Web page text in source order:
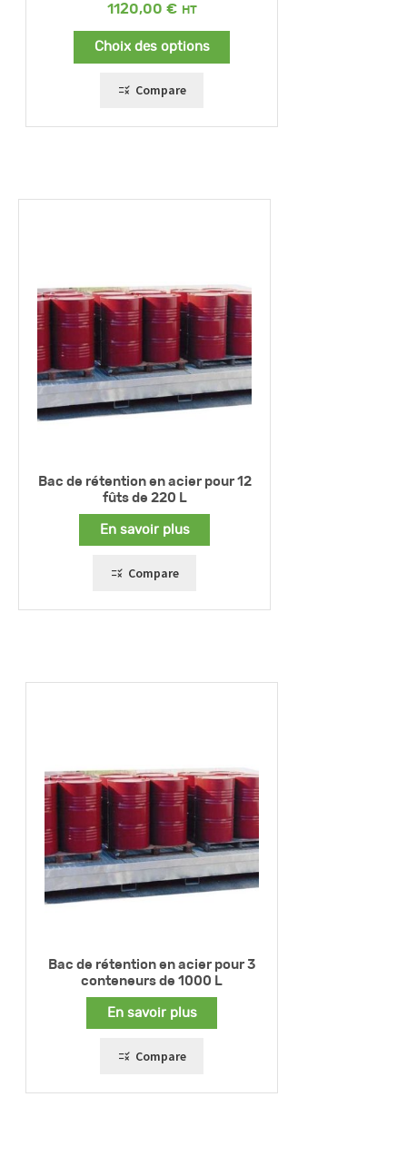
1120,00 €
Choix des options
Compare
Bac de rétention en acier pour 12
fûts de 220 L
En savoir plus
Compare
Bac de rétention en acier pour 3
conteneurs de 1000 L
En savoir plus
Compare